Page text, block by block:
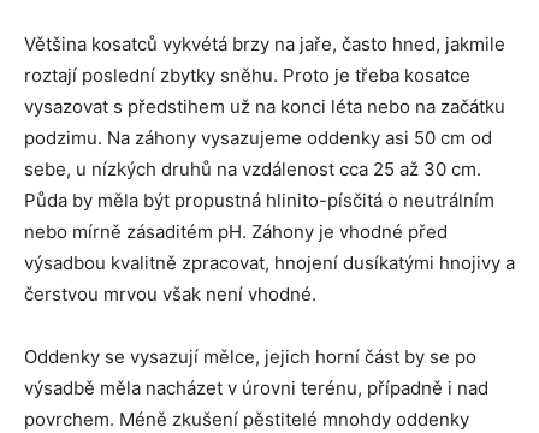
Většina kosatců vykvétá brzy na jaře, často hned, jakmile
roztají poslední zbytky sněhu. Proto je třeba kosatce
vysazovat s předstihem už na konci léta nebo na začátku
podzimu. Na záhony vysazujeme oddenky asi 50 cm od
sebe, u nízkých druhů na vzdálenost cca 25 až 30 cm.
Půda by měla být propustná hlinito-písčitá o neutrálním
nebo mírně zásaditém pH. Záhony je vhodné před
výsadbou kvalitně zpracovat, hnojení dusíkatými hnojivy a
čerstvou mrvou však není vhodné.
Oddenky se vysazují mělce, jejich horní část by se po
výsadbě měla nacházet v úrovni terénu, případně i nad
povrchem. Méně zkušení pěstitelé mnohdy oddenky